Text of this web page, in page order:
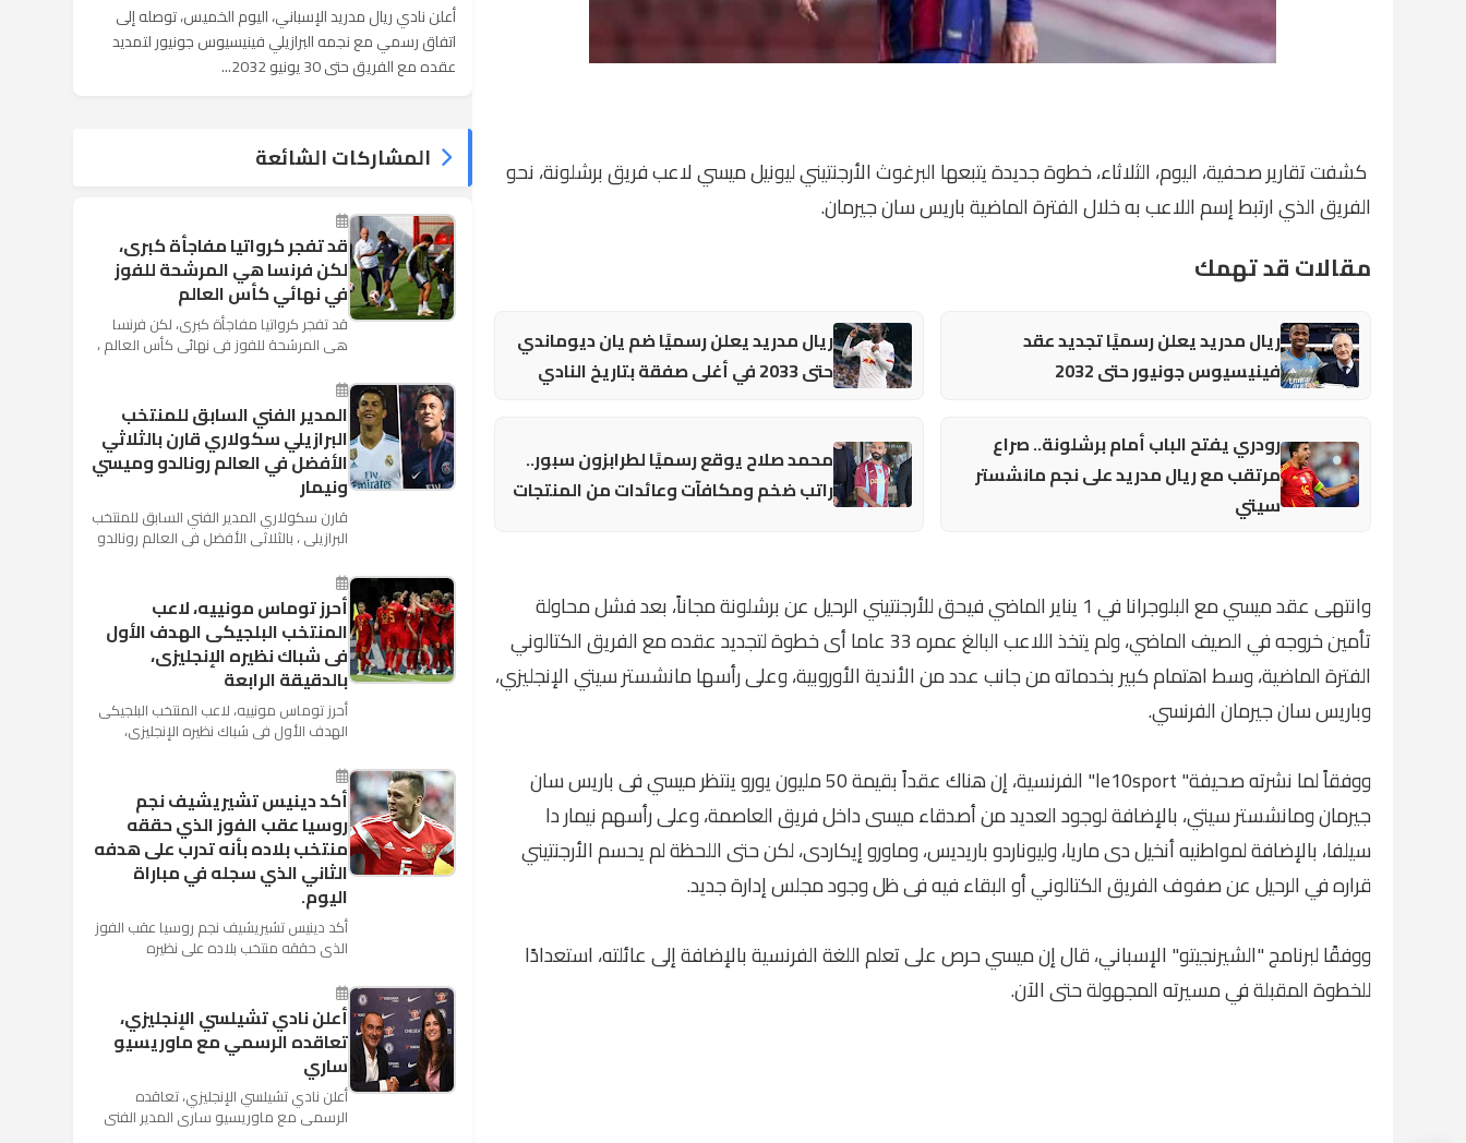
كشفت تقارير صحفية، اليوم، الثلاثاء، خطوة جديدة يتبعها البرغوث الأرجنتيني ليونيل ميسي لاعب فريق برشلونة، نحو
الفريق الذي ارتبط إسم اللاعب به خلال الفترة الماضية باريس سان جيرمان.
مقالات قد تهمك
ريال مدريد يعلن رسميًا تجديد عقد
فينيسيوس جونيور حتى 2032
ريال مدريد يعلن رسميًا ضم يان ديوماندي
حتى 2033 في أغلى صفقة بتاريخ النادي
رودري يفتح الباب أمام برشلونة.. صراع
مرتقب مع ريال مدريد على نجم مانشستر
سيتي
محمد صلاح يوقع رسميًا لطرابزون سبور..
راتب ضخم ومكافآت وعائدات من المنتجات
وانتهى عقد ميسي مع البلوجرانا في 1 يناير الماضي فيحق للأرجنتيني الرحيل عن برشلونة مجاناً، بعد فشل محاولة
تأمين خروجه في الصيف الماضي، ولم يتخذ اللاعب البالغ عمره 33 عاما أى خطوة لتجديد عقده مع الفريق الكتالوني
الفترة الماضية، وسط اهتمام كبير بخدماته من جانب عدد من الأندية الأوروبية، وعلى رأسها مانشستر سيتي الإنجليزي،
وباريس سان جيرمان الفرنسي.
ووفقاً لما نشرته صحيفة" le10sport" الفرنسية، إن هناك عقداً بقيمة 50 مليون يورو ينتظر ميسي فى باريس سان
جيرمان ومانشستر سيتي، بالإضافة لوجود العديد من أصدقاء ميسى داخل فريق العاصمة، وعلى رأسهم نيمار دا
سيلفا، بالإضافة لمواطنيه أنخيل دى ماريا، وليوناردو باريديس، وماورو إيكاردى، لكن حتى اللحظة لم يحسم الأرجنتيني
قراره في الرحيل عن صفوف الفريق الكتالوني أو البقاء فيه فى ظل وجود مجلس إدارة جديد.
ووفقًا لبرنامج "الشيرنجيتو" الإسباني، قال إن ميسي حرص على تعلم اللغة الفرنسية بالإضافة إلى عائلته، استعدادًا
للخطوة المقبلة في مسيرته المجهولة حتى الآن.
أعلن نادي ريال مدريد الإسباني، اليوم الخميس، توصله إلى
اتفاق رسمي مع نجمه البرازيلي فينيسيوس جونيور لتمديد
عقده مع الفريق حتى 30 يونيو 2032...
المشاركات الشائعة
قد تفجر كرواتيا مفاجأة كبرى،
لكن فرنسا هي المرشحة للفوز
في نهائي كأس العالم
قد تفجر كرواتيا مفاجأة كبرى، لكن فرنسا
هي المرشحة للفوز في نهائي كأس العالم ،
الروسية في يوم شديد الح...
المدير الفني السابق للمنتخب
البرازيلي سكولاري قارن بالثلاثي
الأفضل في العالم رونالدو وميسي
ونيمار
قارن سكولاري المدير الفني السابق للمنتخب
البرازيلي ، بالثلاثي الأفضل في العالم رونالدو
نجم ...
أحرز توماس مونييه، لاعب
المنتخب البلجيكى الهدف الأول
فى شباك نظيره الإنجليزى،
بالدقيقة الرابعة
أحرز توماس مونييه، لاعب المنتخب البلجيكى
الهدف الأول فى شباك نظيره الإنجليزى،
بينهما حاليا على م...
أكد دينيس تشيريشيف نجم
روسيا عقب الفوز الذي حققه
منتخب بلاده بأنه تدرب على هدفه
الثاني الذي سجله في مباراة
اليوم.
أكد دينيس تشيريشيف نجم روسيا عقب الفوز
الذي حققه منتخب بلاده على نظيره
كأس العالم بأنه تدرب على هد...
أعلن نادي تشيلسي الإنجليزي،
تعاقده الرسمي مع ماوريسيو
ساري
أعلن نادي تشيلسي الإنجليزي، تعاقده
الرسمي مع ماوريسيو ساري المدير الفني